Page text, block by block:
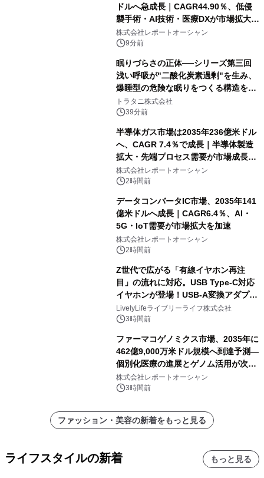
ドルへ急成長｜CAGR44.90％、低侵
襲手術・AI技術・医療DXが市場拡大を
牽引
株式会社レポートオーシャン
9分前
眠りづらさの正体──シリーズ第三回
浅い呼吸が"二酸化炭素過剰"を生み、
爆睡型の危険な眠りをつくる構造を解
説
トラタニ株式会社
39分前
半導体ガス市場は2035年236億米ドル
へ、CAGR 7.4％で成長｜半導体製造
拡大・先端プロセス需要が市場成長を
加速
株式会社レポートオーシャン
2時間前
データコンバータIC市場、2035年141
億米ドルへ成長｜CAGR6.4％、AI・
5G・IoT需要が市場拡大を加速
株式会社レポートオーシャン
2時間前
Z世代で広がる「有線イヤホン再注
目」の流れに対応。USB Type-C対応
イヤホンが登場！USB-A変換アダプタ
ー付きでスマホからパソコンまで幅広
く活用可能
LivelyLifeライブリーライフ株式会社
3時間前
ファーマコゲノミクス市場、2035年に
462億9,000万米ドル規模へ到達予測―
個別化医療の進展とゲノム活用が次世
代ヘルスケア投資を加速
株式会社レポートオーシャン
3時間前
ファッション・美容の新着をもっと見る
ライフスタイルの新着 もっと見る